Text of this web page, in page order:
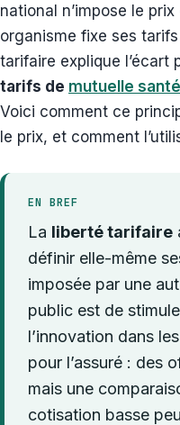
national n’impose le
organisme fixe ses
tarifaire explique l’écart
tarifs de mutuelle santé
Voici comment ce
le prix, et comment
EN BREF
La liberté tarifaire
définir elle-même
imposée par une
public est de
l’innovation dans
pour l’assuré : des
mais une
cotisation basse